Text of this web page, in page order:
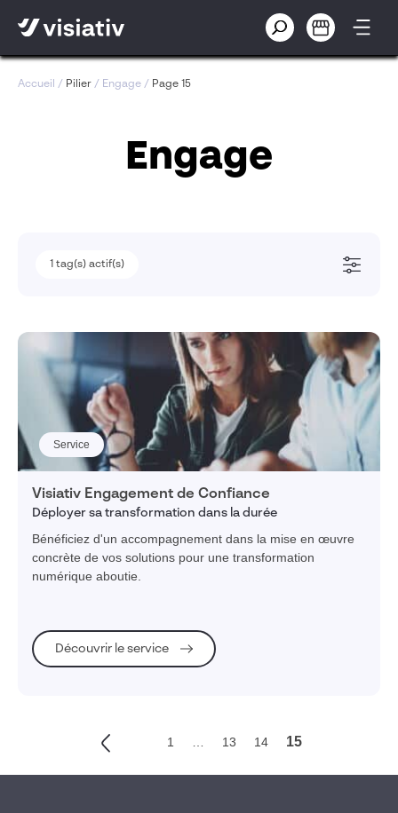
Accueil / Pilier / Engage / Page 15
Engage
1 tag(s) actif(s)
Service
Visiativ Engagement de Confiance
Déployer sa transformation dans la durée
Bénéficiez d'un accompagnement dans la mise en œuvre
concrète de vos solutions pour une transformation
numérique aboutie.
Découvrir le service
1 13 14 15